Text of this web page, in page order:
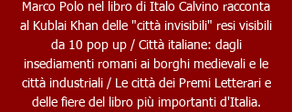
Marco Polo nel libro di Italo Calvino racconta
al Kublai Khan delle "città invisibili" resi visibili
da 10 pop up / Città italiane: dagli
insediamenti romani ai borghi medievali e le
città industriali / Le città dei Premi Letterari e
delle fiere del libro più importanti d'Italia.